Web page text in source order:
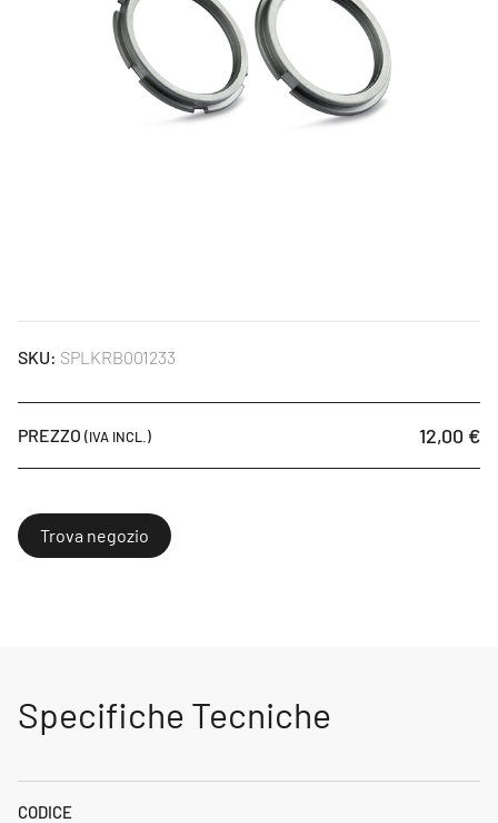
SKU: SPLKRB001233
PREZZO (IVA INCL.) 12,00 €
Trova negozio
Specifiche Tecniche
CODICE